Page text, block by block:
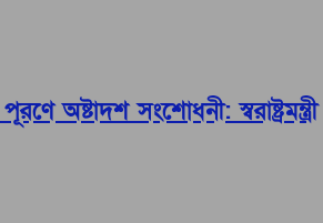
অষ্টাদশ সংশোধনী: স্বরাষ্ট্রমন্ত্রী